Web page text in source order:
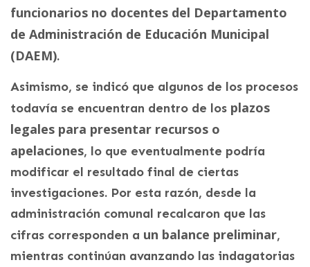
funcionarios no docentes del Departamento
de Administración de Educación Municipal
(DAEM).
Asimismo, se indicó que algunos de los procesos
todavía se encuentran dentro de los plazos
legales para presentar recursos o
apelaciones, lo que eventualmente podría
modificar el resultado final de ciertas
investigaciones. Por esta razón, desde la
administración comunal recalcaron que las
cifras corresponden a un balance preliminar,
mientras continúan avanzando las indagatorias